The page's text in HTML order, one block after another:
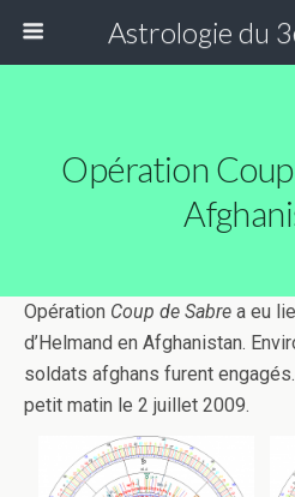
Astrologie du
Opération
Opération Coup de Sabre a eu
d’Helmand en Afghanistan.
soldats afghans furent
petit matin le 2 juillet 2009.